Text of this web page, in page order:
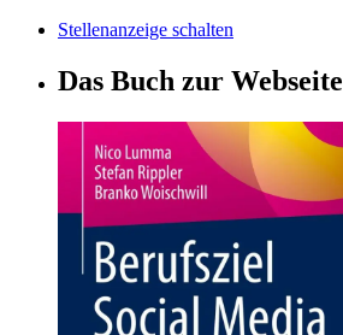
Stellenanzeige schalten
Das Buch zur Webseite